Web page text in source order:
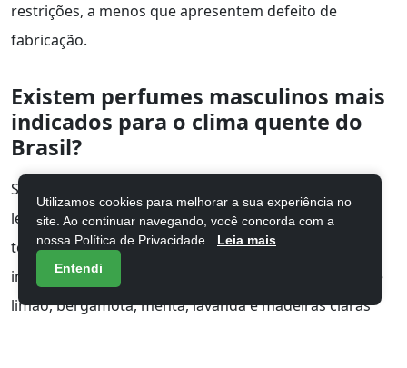
restrições, a menos que apresentem defeito de
fabricação.
Existem perfumes masculinos mais
indicados para o clima quente do
Brasil?
Sim, para o clima quente do Brasil, fragrâncias mais
leves e cítricas, aquáticas ou amadeiradas frescas
tendem a se comportar melhor, pois são menos
invasivas e mais refrescantes. Perfumes com notas de
limão, bergamota, menta, lavanda e madeiras claras
Utilizamos cookies para melhorar a sua experiência no
site. Ao continuar navegando, você concorda com a
nossa Política de Privacidade.
Leia mais
Entendi